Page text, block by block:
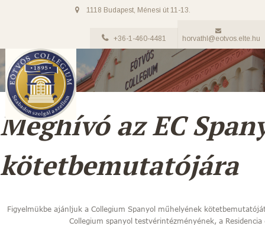
1118 Budapest, Ménesi út 11-13.
+36-1-460-4481 horvathl@eotvos.elte.hu
Meghívó az EC
kötetbemutatójára
Figyelmükbe ajánljuk a Collegium Spanyol műhelyének
Collegium spanyol testvérintézményének, a